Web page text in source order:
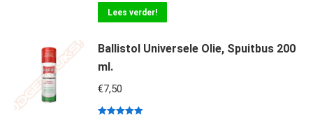
Lees verder!
Ballistol Universele Olie, Spuitbus 200
ml.
€7,50